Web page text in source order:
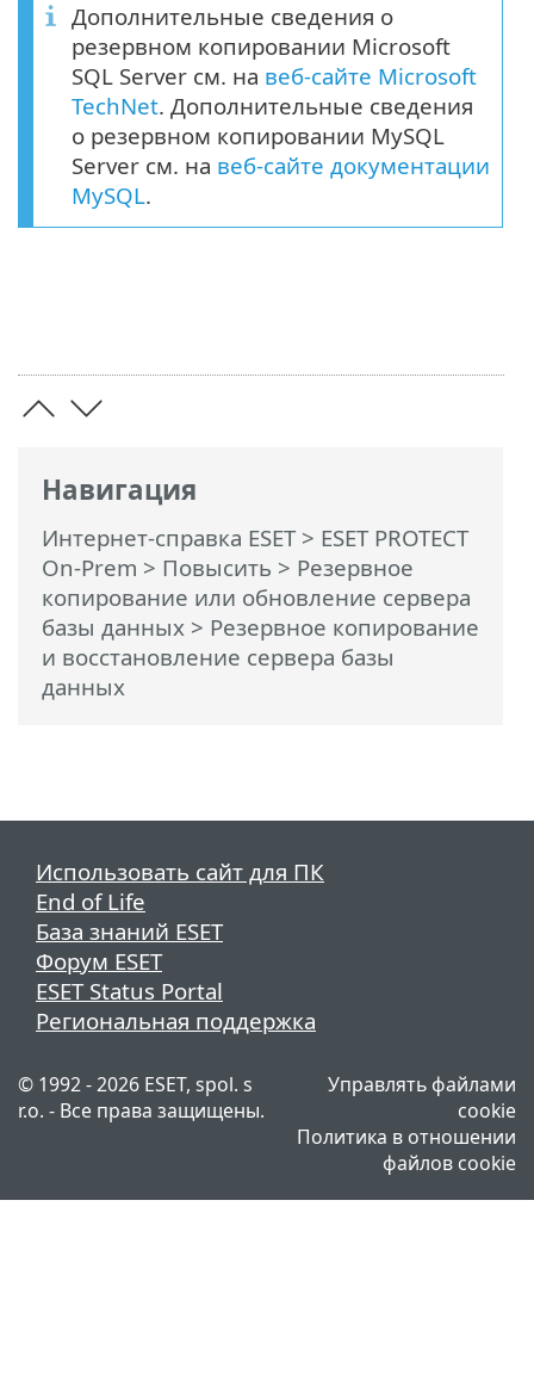
Навигация
Интернет-справка ESET> ESET PROTECT
On-Prem > Повысить > Резервное
копирование или обновление сервера
базы данных > Резервное копирование
и восстановление сервера базы
данных
Дополнительные сведения о
резервном копировании Microsoft
SQL Server см. на веб-сайте Microsoft
TechNet. Дополнительные сведения
о резервном копировании MySQL
Server см. на веб-сайте документации
MySQL.
Использовать сайт для ПК
End of Life
База знаний ESET
Форум ESET
ESET Status Portal
Региональная поддержка
© 1992 - 2026 ESET, spol. s
r.o. - Все права защищены.
Управлять файлами
cookie
Политика в отношении
файлов cookie